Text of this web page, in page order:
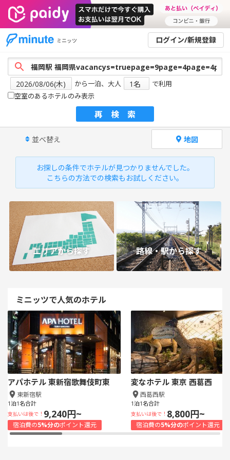
ミニッツ ログイン/新規登録
から一泊、大人
で利用
空室のあるホテルのみ表示
再検索
並べ替え 地図
お探しの条件でホテルが見つかりませんでした。
こちらの方法での検索もお試しください。
エリアから探す 路線・駅から探す
ミニッツで人気のホテル
アパホテル 東新宿歌舞伎町東
東新宿駅
1泊1名合計
支払いは後で！ 9,240円~
宿泊費の5%分のポイント還元
変なホテル 東京 西葛西
西葛西駅
1泊1名合計
支払いは後で！ 8,800円~
宿泊費の5%分のポイント還元